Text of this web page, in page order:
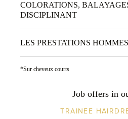
COLORATIONS,
DISCIPLINANT
LES PRESTATIONS HOMMES
*Sur cheveux courts
Job offers in
TRAINEE